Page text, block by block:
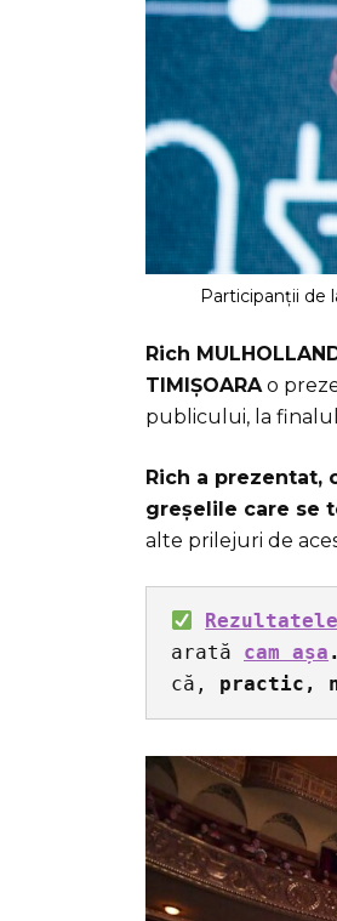
Participanții de
Rich
TIMIȘOARAo
publicului, la
Rich a prezentat,
greșelile care se
alte prilejuri de
arată cam așa .
că, practic,